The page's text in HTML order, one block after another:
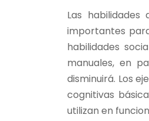
Las
importantes
habilidades
manuales, en
disminuirá. Los
cognitivas
utilizan en